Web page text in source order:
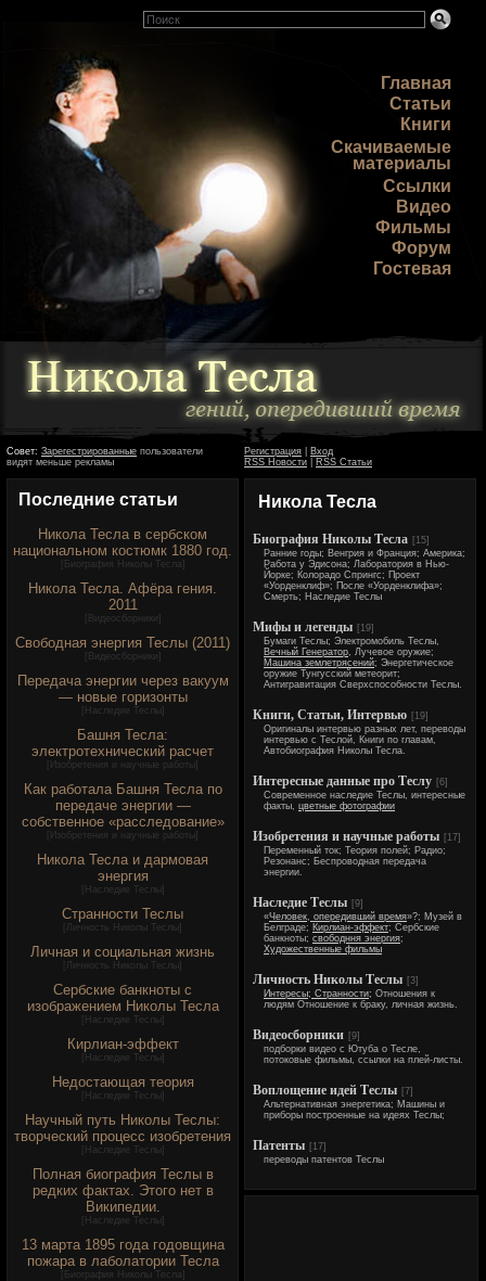
Главная
Статьи
Книги
Скачиваемые
материалы
Ссылки
Видео
Фильмы
Форум
Гостевая
Совет: Зарегестрированные пользователи
видят меньше рекламы
Регистрация
Вход
RSS Новости
RSS Статьи
Последние статьи
Никола Тесла в сербском
национальном костюмк 1880 год.
Биография Николы Тесла
Никола Тесла. Афёра гения.
2011
Видеосборники
Свободная энергия Теслы (2011)
Видеосборники
Передача энергии через вакуум
— новые горизонты
Наследие Теслы]
Башня Тесла:
электротехнический расчет
Изобретения и научные работы
Как работала Башня Тесла по
передаче энергии —
собственное «расследование»
Изобретения и научные работы
Никола Тесла и дармовая
энергия
Наследие Теслы]
Странности Теслы
Личность Николы Теслы
Личная и социальная жизнь
Личность Николы Теслы
Сербские банкноты с
изображением Николы Тесла
Наследие Теслы]
Кирлиан-эффект
Наследие Теслы]
Недостающая теория
Наследие Теслы]
Научный путь Николы Теслы:
творческий процесс изобретения
Наследие Теслы]
Полная биография Теслы в
редких фактах. Этого нет в
Википедии.
Наследие Теслы]
13 марта 1895 года годовщина
пожара в лаболатории Тесла
Биография Николы Тесла
Никола Тесла
Биография Николы Тесла [15]
Ранние годы; Венгрия и Франция; Америка;
Работа у Эдисона; Лаборатория в Нью-
Йорке; Колорадо Спрингс; Проект
«Уорденклиф»; После «Уорденклифа»;
Смерть; Наследие Теслы
Мифы и легенды [19]
Бумаги Теслы; Электромобиль Теслы,
Вечный Генератор, Лучевое оружие;
Машина землетрясений; Энергетическое
оружие Тунгусский метеорит;
Антигравитация Сверхспособности Теслы.
Книги, Статьи, Интервью [19]
Оригиналы интервью разных лет, переводы
интервью с Теслой, Книги по главам,
Автобиография Николы Тесла.
Интересные данные про Теслу [6]
Современное наследие Теслы, интересные
факты, цветные фотографии
Изобретения и научные работы [17]
Переменный ток; Теория полей; Радио;
Резонанс; Беспроводная передача
энергии.
Наследие Теслы [9]
«Человек, опередивший время»?; Музей в
Белграде; Кирлиан-эффект; Сербские
банкноты; свободння энергия;
Художественные фильмы
Личность Николы Теслы [3]
Интересы; Странности; Отношения к
людям Отношение к браку, личная жизнь.
Видеосборники [9]
подборки видео с Ютуба о Тесле,
потоковые фильмы, ссылки на плей-листы.
Воплощение идей Теслы [7]
Альтернативная энергетика; Машины и
приборы построенные на идеях Теслы;
Патенты [17]
переводы патентов Теслы